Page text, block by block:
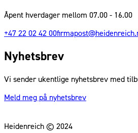
Åpent hverdager mellom 07.00 - 16.00
+47 22 02 42 00
Nyhetsbrev
Vi sender ukentlige nyhetsbrev med
Meld meg på nyhetsbrev
Heidenreich © 2024